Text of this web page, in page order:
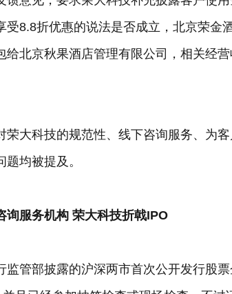
受8.8折优惠的说法是否成立，北京荣金
给北京秋果酒店管理有限公司，相关经
荣大科技的规范性、线下咨询服务、为
均被提及。
询服务机构 荣大科技折戟IPO
监管部披露的沪深两市首次公开发行股